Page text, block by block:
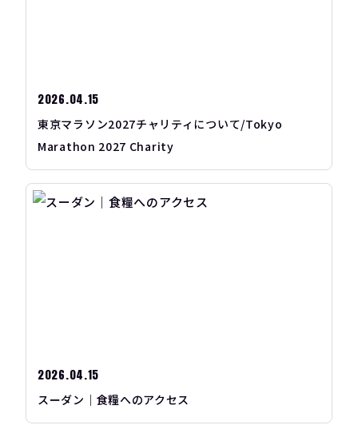
2026.04.15
東京マラソン2027チャリティについて/Tokyo
Marathon 2027 Charity
2026.04.15
スーダン｜食糧へのアクセス